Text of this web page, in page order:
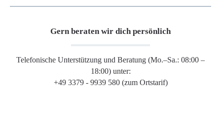
Gern beraten wir dich persönlich
Telefonische Unterstützung und Beratung (Mo.–Sa.: 08:00 –
18:00) unter:
+49 3379 - 9939 580 (zum Ortstarif)